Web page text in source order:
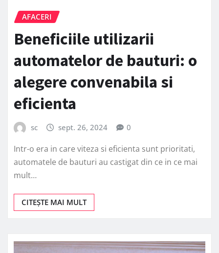
AFACERI
Beneficiile utilizarii
automatelor de bauturi: o
alegere convenabila si
eficienta
sc sept. 26, 2024 0
Intr-o era in care viteza si eficienta sunt prioritati,
automatele de bauturi au castigat din ce in ce mai
mult…
CITEȘTE MAI MULT